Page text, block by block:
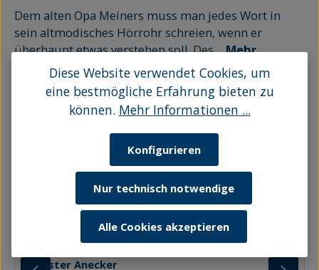
Dem alten Opa Meiners muss man jedes Wort in
sein altmodisches Hörrohr schreien, wenn er
überhaupt etwas verstehen soll. Des…Mehr
Bewertungen
Produktgalerie überspringen
Unsere Empfehlungen
Meister Anecker
Diese Website verwendet Cookies, um
eine bestmögliche Erfahrung bieten zu
können. Mehr Informationen ...
Nur technisch notwendige
Konfigurieren
Alle Cookies akzeptieren